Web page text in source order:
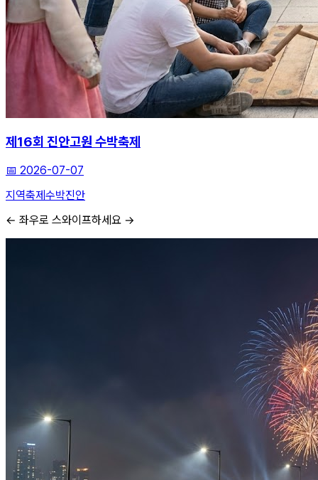
제16회 진안고원 수박축제
📅 2026-07-07
지역축제수박진안
← 좌우로 스와이프하세요 →